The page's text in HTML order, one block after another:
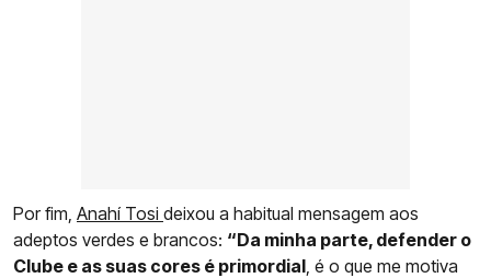
Por fim, Anahí Tosi deixou a habitual mensagem aos
adeptos verdes e brancos: “Da minha parte, defender o
Clube e as suas cores é primordial , é o que me motiva